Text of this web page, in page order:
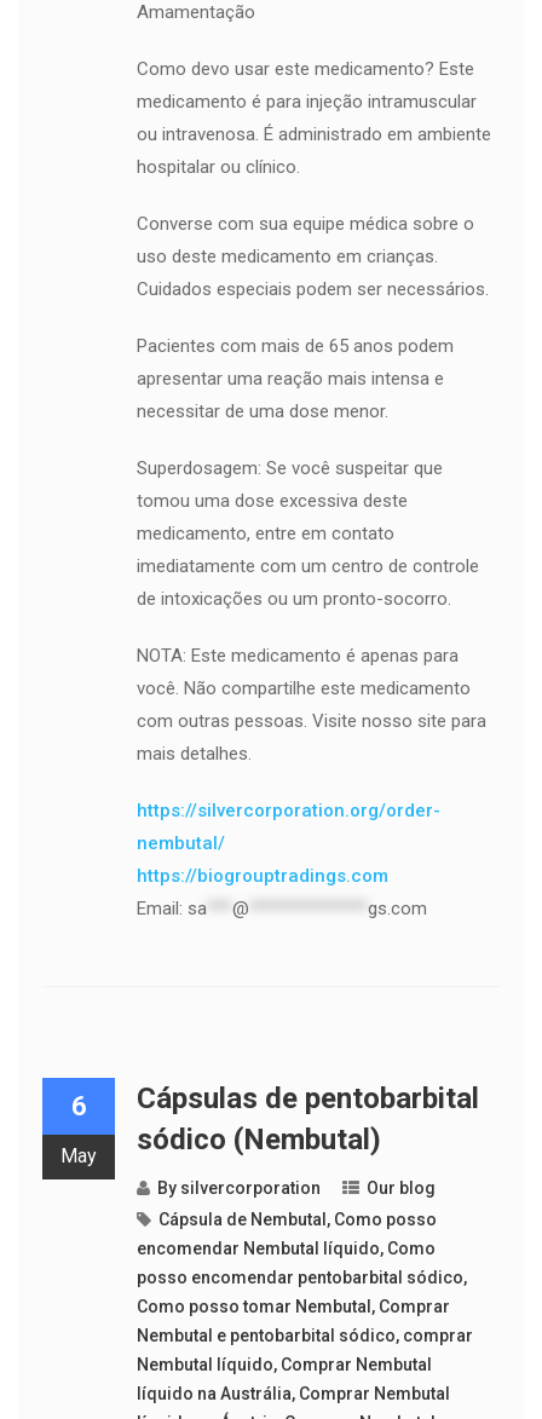
Amamentação
Como devo usar este medicamento? Este
medicamento é para injeção intramuscular
ou intravenosa. É administrado em ambiente
hospitalar ou clínico.
Converse com sua equipe médica sobre o
uso deste medicamento em crianças.
Cuidados especiais podem ser necessários.
Pacientes com mais de 65 anos podem
apresentar uma reação mais intensa e
necessitar de uma dose menor.
Superdosagem: Se você suspeitar que
tomou uma dose excessiva deste
medicamento, entre em contato
imediatamente com um centro de controle
de intoxicações ou um pronto-socorro.
NOTA: Este medicamento é apenas para
você. Não compartilhe este medicamento
com outras pessoas. Visite nosso site para
mais detalhes.
https://silvercorporation.org/order-
nembutal/
https://biogrouptradings.com
Email: sa @ gs.com
6
May
Cápsulas de pentobarbital
sódico (Nembutal)
By silvercorporation
Our blog
Cápsula de Nembutal , Como posso
encomendar Nembutal líquido, Como
posso encomendar pentobarbital sódico,
Como posso tomar Nembutal , Comprar
Nembutal e pentobarbital sódico, comprar
Nembutal líquido, Comprar Nembutal
líquido na Austrália, Comprar Nembutal